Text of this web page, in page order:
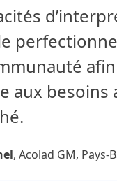
aux besoins
, Acolad GM, Pays-